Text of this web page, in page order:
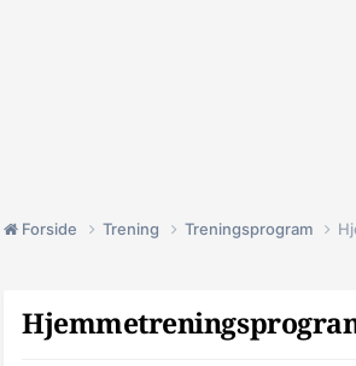
Forside Trening Treningsprogram